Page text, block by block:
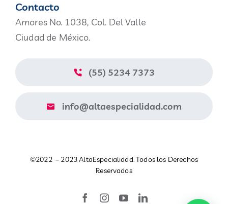
Catálogo
Contacto
Amores No. 1038, Col. Del Valle
Ciudad de México.
(55) 5234 7373
info@altaespecialidad.com
©2022 – 2023 AltaEspecialidad. Todos los Derechos
Reservados